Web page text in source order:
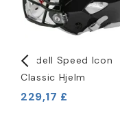
Riddell Speed Icon
Classic Hjelm
229,17 £